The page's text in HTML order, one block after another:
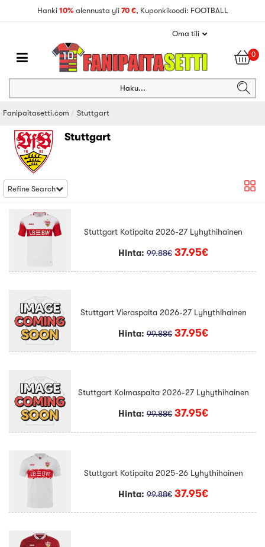
Hanki 10% alennusta yli 70 €, Kuponkikoodi: FOOTBALL
Oma tili
0
Haku...
Fanipaitasetti.com Stuttgart
Stuttgart
Refine Search
Stuttgart Kotipaita 2026-27 Lyhythihainen
Hinta:99.88€ 37.95€
Stuttgart Vieraspaita 2026-27 Lyhythihainen
Hinta:99.88€ 37.95€
Stuttgart Kolmaspaita 2026-27 Lyhythihainen
Hinta:99.88€ 37.95€
Stuttgart Kotipaita 2025-26 Lyhythihainen
Hinta:99.88€ 37.95€